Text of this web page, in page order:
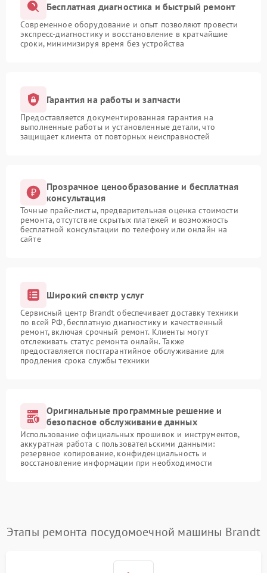
Бесплатная диагностика и быстрый ремонт
Современное оборудование и опыт позволяют провести
экспресс-диагностику и восстановление в кратчайшие
сроки, минимизируя время без устройства
Гарантия на работы и запчасти
Предоставляется документированная гарантия на
выполненные работы и установленные детали, что
защищает клиента от повторных неисправностей
Прозрачное ценообразование и бесплатная
консультация
Точные прайс-листы, предварительная оценка стоимости
ремонта, отсутствие скрытых платежей и возможность
бесплатной консультации по телефону или онлайн на
сайте
Широкий спектр услуг
Сервисный центр Brandt обеспечивает доставку техники
по всей РФ, бесплатную диагностику и качественный
ремонт, включая срочный ремонт. Клиенты могут
отслеживать статус ремонта онлайн. Также
предоставляется постгарантийное обслуживание для
продления срока службы техники
Оригинальные программные решение и
безопасное обслуживание данных
Использование официальных прошивок и инструментов,
аккуратная работа с пользовательскими данными:
резервное копирование, конфиденциальность и
восстановление информации при необходимости
Этапы ремонта посудомоечной машины Brandt